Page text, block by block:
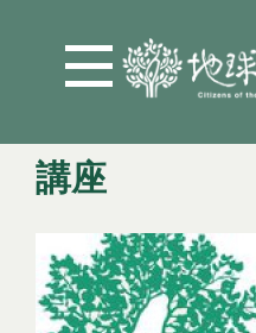
講座
您在這裡